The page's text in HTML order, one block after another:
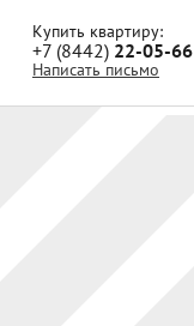
Купить квартиру:
+7 (8442) 22-05-66
Написать письмо